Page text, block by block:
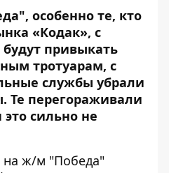
особенно те, кто
«Кодак», с
привыкать
тротуарам, с
службы убрали
перегораживали
сильно не
на ж/м "Победа"